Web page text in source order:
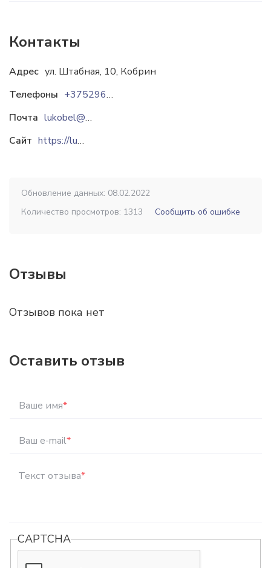
Контакты
Адрес ул. Штабная, 10, Кобрин
Телефоны
+375296931592
Почта
lukobel@tut.by
Сайт
https://lukobel.by
Обновление данных: 08.02.2022
Количество просмотров: 1313
Сообщить об ошибке
Отзывы
Отзывов пока нет
Оставить отзыв
Ваше имя*
Ваш e-mail*
Текст отзыва*
CAPTCHA